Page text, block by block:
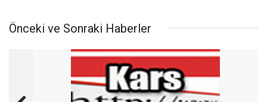
Önceki ve Sonraki Haberler